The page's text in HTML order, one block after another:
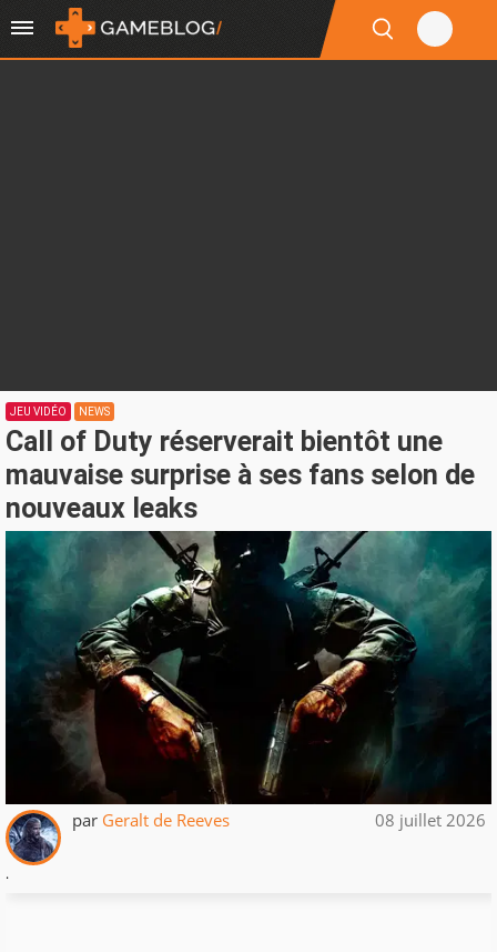
JEU VIDÉO NEWS
Call of Duty réserverait bientôt une
mauvaise surprise à ses fans selon de
nouveaux leaks
par Geralt de Reeves 08 juillet 2026
.